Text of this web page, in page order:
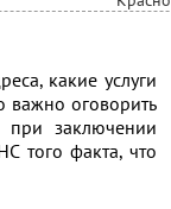
какие услуги
важно оговорить
при заключении
того факта, что